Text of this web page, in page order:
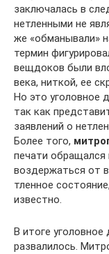
заключалась в
нетленными не
же «обманывали»
термин
вещдоков были
века, ниткой, ее
Но это уголовное
так как
заявлений о
Более того,
печати обращался
воздержаться от
тленное
известно.
В итоге
развалилось.